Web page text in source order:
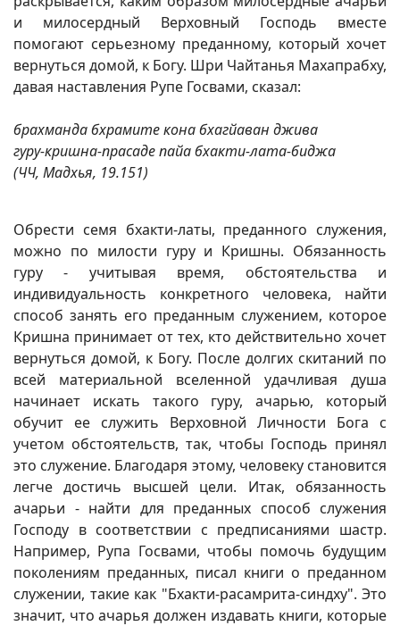
и милосердный Верховный Господь вместе
помогают серьезному преданному, который хочет
вернуться домой, к Богу. Шри Чайтанья Махапрабху,
давая наставления Рупе Госвами, сказал:
брахманда бхрамите кона бхагйаван джива
гуру-кришна-прасаде пайа бхакти-лата-биджа
(ЧЧ, Мадхья, 19.151)
Обрести семя бхакти-латы, преданного служения,
можно по милости гуру и Кришны. Обязанность
гуру - учитывая время, обстоятельства и
индивидуальность конкретного человека, найти
способ занять его преданным служением, которое
Кришна принимает от тех, кто действительно хочет
вернуться домой, к Богу. После долгих скитаний по
всей материальной вселенной удачливая душа
начинает искать такого гуру, ачарью, который
обучит ее служить Верховной Личности Бога с
учетом обстоятельств, так, чтобы Господь принял
это служение. Благодаря этому, человеку становится
легче достичь высшей цели. Итак, обязанность
ачарьи - найти для преданных способ служения
Господу в соответствии с предписаниями шастр.
Например, Рупа Госвами, чтобы помочь будущим
поколениям преданных, писал книги о преданном
служении, такие как "Бхакти-расамрита-синдху". Это
значит, что ачарья должен издавать книги, которые